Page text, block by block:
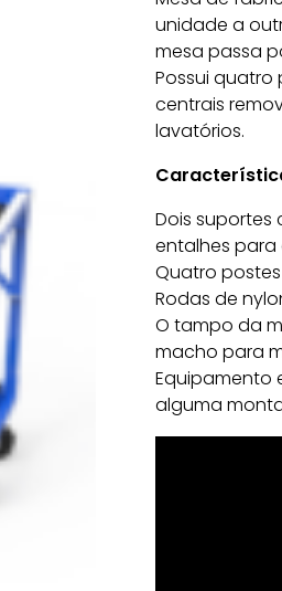
unidade a
mesa passa
Possui
centrais
lavatórios.
Dois
entalhes para
Quatro
Rodas de
O tampo da
macho para
Equipamento
alguma